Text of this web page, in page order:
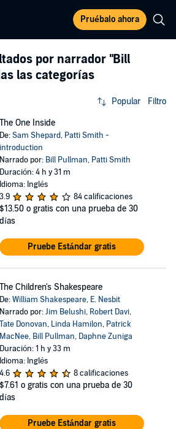
Pruébalo ahora
por narrador "Bill
las categorías
Popular Filtro
The One Inside
De:Sam Shepard, Patti Smith -
introduction
Narrado por: Bill Pullman, Patti Smith
Duración: 4 h y 31 m
Idioma: Inglés
3.9
84 calificaciones
$13.50 o gratis con una prueba de 30
días
Pruebe Estándar gratis
The Children's Shakespeare
De:William Shakespeare, E. Nesbit
Narrado por:Jim Belushi, Robert Davi,
Tate Donovan, Linda Hamilon, Patrick
MacNee, Bill Pullman, Daphne Zuniga
Duración: 1 h y 33 m
Idioma: Inglés
4.6
8 calificaciones
$7.61 o gratis con una prueba de 30
días
Pruebe Estándar gratis